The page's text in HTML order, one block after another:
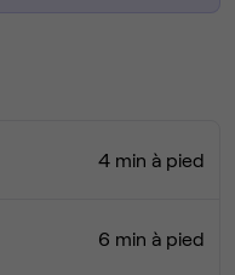
4 min à pied
6 min à pied